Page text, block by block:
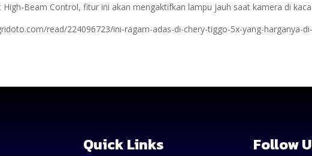
Beam Control, fitur ini akan mengaktifkan lampu jauh saat kamera di
read/224096723/ini-ragam-adas-di-chery-tiggo-5x-yang-harganya-
Quick Links Follow